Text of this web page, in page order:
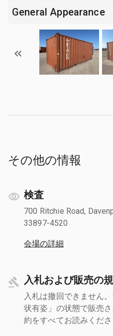
General Appearance
その他の情報
検査
700 Ritchie Road,
33897-4520
会場の詳細
入札および販売の
入札は撤回できません
状有姿」の状態で販売
約をすべてお読みくださ